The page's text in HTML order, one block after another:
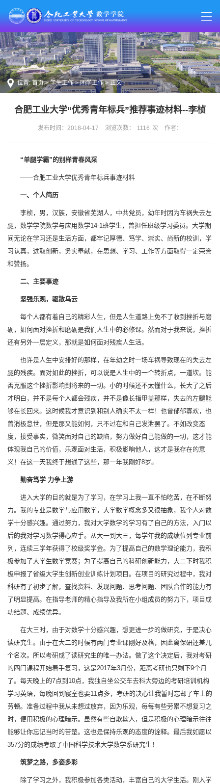
位置:首页>学生工作>团学工作> 正文
合肥工业大学“优秀青年标兵”推荐事迹材料--李桢
发布时间：2018-04-17 浏览次数： 1116 次 作者：
“单腿学霸”的别样青春风采
——合肥工业大学优秀青年标兵事迹材料
一、个人简历
李桢，男，汉族，安徽省芜湖人，中共党员，幼年时因为车祸失去左
腿，数学学院数学与应用数学14-1班学生，曾担任班级学习委员。大学期
间无论在学习还是生活方面，都牢记厚德、笃学、崇实、尚新的校训，学
习认真，进取创新，务实奉献，在思想、学习、工作等方面取得一定荣誉
和赞扬。
二、主要事迹
坚强乐观，驱散乌云
每个人都有着自己的精彩人生，但是人生道路上免不了收到挫折与磨
砺，如何面对挫折和磨砺是我们人生中的必修课。然而对于我来说，挫折
还有另外一层定义，那就是如何面对残疾人生活。
也许是人生中安排好的那样，在年幼之时一场车祸导致现在的失去左
腿的残疾。面对如此的挫折，可以说是人生中的一个转折点，一道坎。能
否克服这个挫折影响到将来的一切。小的时候还不太懂什么，长大了之后
才明白，并不是每个人都会残疾，并不是像长指甲盖那样，失去的左腿能
够在长回来。这时候我才意识到和别人确实不太一样！也曾郁郁寡欢，也
曾消极怠世，但是那又能如何，只不过在和自己发泄罢了。不如改变态
度，接受事实，微笑面对自己的缺陷，努力做好自己能做的一切，这才能
体现我自己的价值，乐观面对生活，积极影响他人，这才是我存在的意
义！在这一天我终于想通了这些，那一年我刚好8岁。
勤奋笃学 力争上游
进入大学的目的就是为了学习，在学习上我一直不怕吃苦，在不断努
力。我的专业是数学与应用数学，大学数学概念多又很抽象，我个人对数
学十分感兴趣。通过努力，我对大学数学的学习有了自己的方法，入门以
后的我对学习数学得心应手。从大一到大三，每学年我的成绩位列专业前
列，连续三学年获得了校级奖学金。为了提高自己的数学理论能力，我积
极参加了大学生数学竞赛；为了提高自己的科研创新能力，大二下时我积
极申报了省级大学生创新创业训练计划项目。在项目的研究过程中，我对
科研有了初步了解，查找资料、发现问题、思考问题、团队合作的能力有
了明显提高。在指导老师的精心指导及我所在小组成员的努力下，项目成
功结题、成绩优异。
在大三时，由于对数学十分感兴趣，想更进一步的做研究，于是决心
读研究生。由于在大二的时候有两门专业课刚好及格，因此离保研还差几
个名次。所以考研成了读研究生的唯一办法。做了这个决定后，我对考研
的四门课程开始着手复习，这是2017年3月份，距离考研也只剩下9个月
了。每天晚上的7点到10点，我独自坐公交车去科大旁边的考研培训机构
学习英语，每晚回到寝室也要11点多，考研的决心让我暂时忘却了车上的
劳顿。准备过程中我从未想过放弃，因为乐观，每每有些劳累不想复习之
时，便用积极的心理暗示。虽然有些自欺欺人，但是积极的心理暗示往往
能够让你忘记当时的苦楚。这也是保持乐观的态度的诠释。最后我如愿以
357分的成绩考取了中国科学技术大学数学系研究生！
筑梦之路，多姿多彩
除了学习之外，我积极参加各类活动，丰富自己的大学生活。刚入学